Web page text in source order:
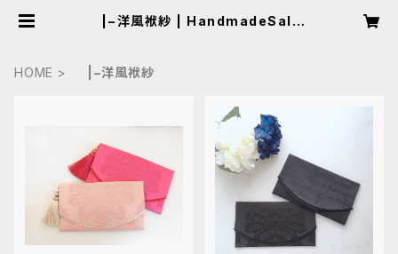
|−洋風袱紗 | HandmadeSalon
HOME |−洋風袱紗